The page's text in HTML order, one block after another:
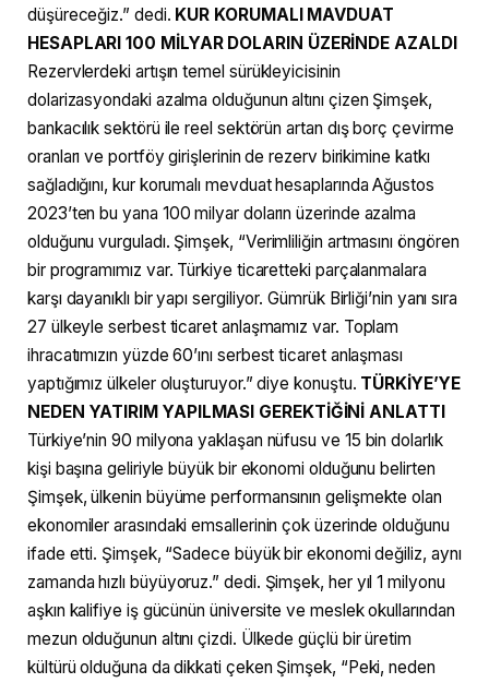
düşüreceğiz.” dedi. KUR KORUMALI MAVDUAT
HESAPLARI 100 MİLYAR DOLARIN ÜZERİNDE AZALDI
Rezervlerdeki artışın temel sürükleyicisinin
dolarizasyondaki azalma olduğunun altını çizen Şimşek,
bankacılık sektörü ile reel sektörün artan dış borç çevirme
oranları ve portföy girişlerinin de rezerv birikimine katkı
sağladığını, kur korumalı mevduat hesaplarında Ağustos
2023’ten bu yana 100 milyar doların üzerinde azalma
olduğunu vurguladı. Şimşek, “Verimliliğin artmasını öngören
bir programımız var. Türkiye ticaretteki parçalanmalara
karşı dayanıklı bir yapı sergiliyor. Gümrük Birliği’nin yanı sıra
27 ülkeyle serbest ticaret anlaşmamız var. Toplam
ihracatımızın yüzde 60’ını serbest ticaret anlaşması
yaptığımız ülkeler oluşturuyor.” diye konuştu. TÜRKİYE’YE
NEDEN YATIRIM YAPILMASI GEREKTİĞİNİ ANLATTI
Türkiye’nin 90 milyona yaklaşan nüfusu ve 15 bin dolarlık
kişi başına geliriyle büyük bir ekonomi olduğunu belirten
Şimşek, ülkenin büyüme performansının gelişmekte olan
ekonomiler arasındaki emsallerinin çok üzerinde olduğunu
ifade etti. Şimşek, “Sadece büyük bir ekonomi değiliz, aynı
zamanda hızlı büyüyoruz.” dedi. Şimşek, her yıl 1 milyonu
aşkın kalifiye iş gücünün üniversite ve meslek okullarından
mezun olduğunun altını çizdi. Ülkede güçlü bir üretim
kültürü olduğuna da dikkati çeken Şimşek, “Peki, neden